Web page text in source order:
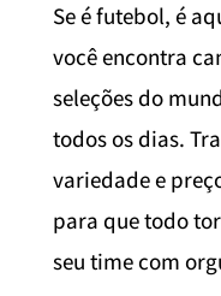
Se é futebol, é
você encontra
seleções do
todos os dias.
variedade e
para que todo
seu time com